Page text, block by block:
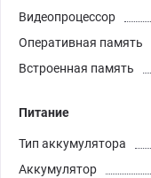
Видеопроцессор
Оперативная память
Встроенная память
Питание
Тип аккумулятора
Аккумулятор